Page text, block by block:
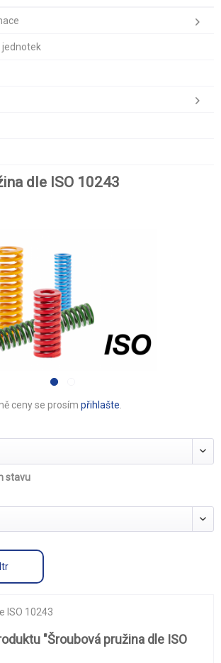
jednotek
dle ISO 10243
ceny se prosím přihlašte
stavu
ISO 10243
"Šroubová pružina dle ISO